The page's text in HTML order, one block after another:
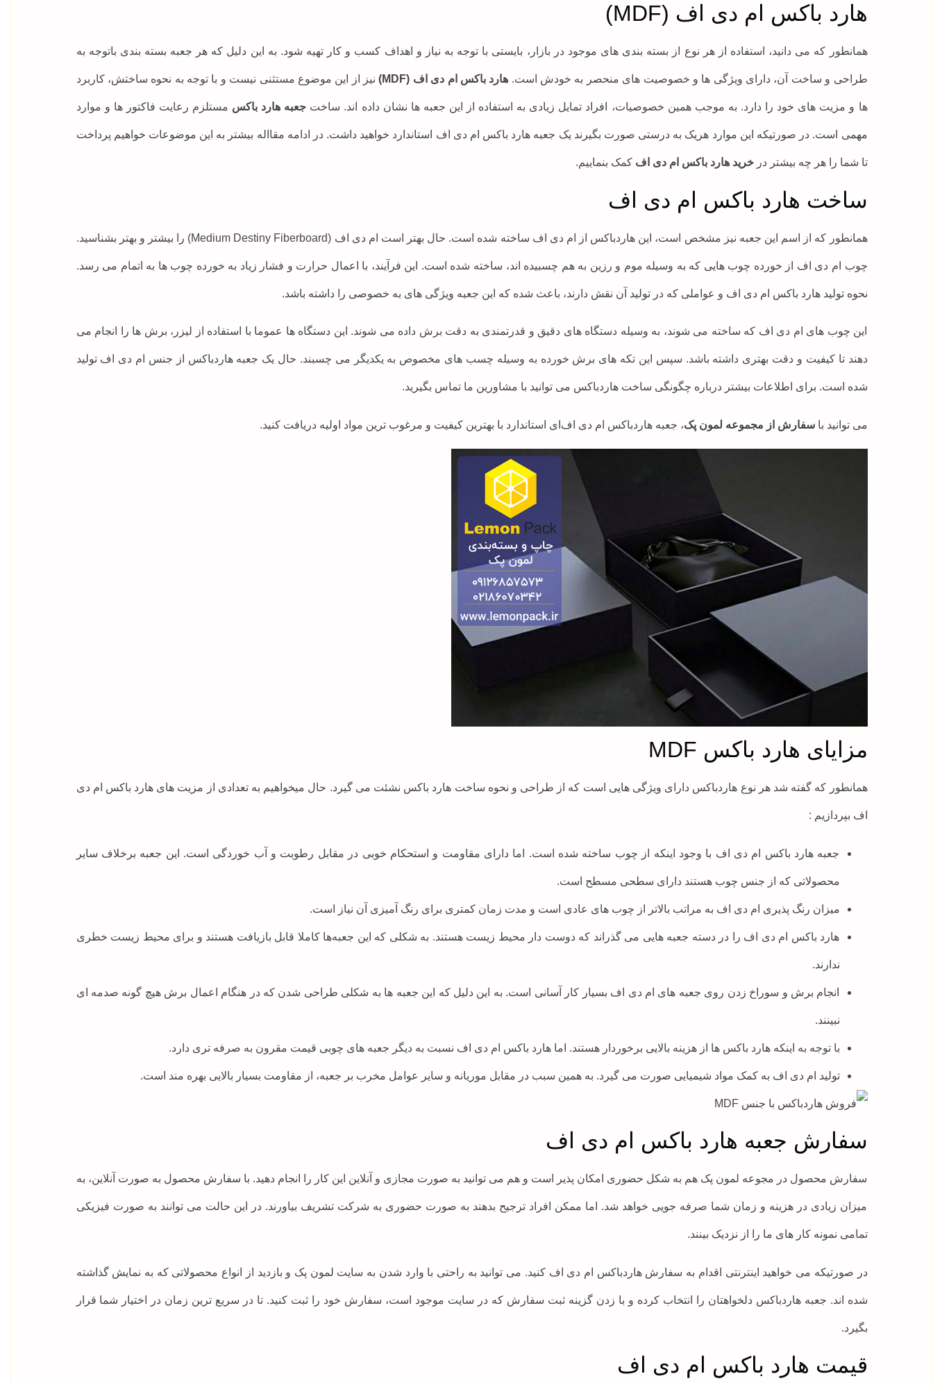
هارد باکس ام دی اف (MDF)
همانطور که می دانید، استفاده از هر نوع از بسته بندی های موجود در بازار، بایستی با توجه به نیاز و اهداف کسب و کار تهیه شود. به این دلیل که هر جعبه بسته بندی باتوجه به
طراحی و ساخت آن، دارای ویژگی ها و خصوصیت های منحصر به خودش است. هارد باکس ام دی اف (MDF) نیز از این موضوع مستثنی نیست و با توجه به نحوه ساختش، کاربرد
ها و مزیت های خود را دارد. به موجب همین خصوصیات، افراد تمایل زیادی به استفاده از این جعبه ها نشان داده اند. ساخت جعبه هارد باکس مستلزم رعایت فاکتور ها و موارد
مهمی است. در صورتیکه این موارد هریک به درستی صورت بگیرند یک جعبه هارد باکس ام دی اف استاندارد خواهید داشت. در ادامه مقااله بیشتر به این موضوعات خواهیم پرداخت
تا شما را هر چه بیشتر درخرید هارد باکس ام دی اف کمک بنماییم.
ساخت هارد باکس ام دی اف
همانطور که از اسم این جعبه نیز مشخص است، این هاردباکس از ام دی اف ساخته شده است. حال بهتر است ام دی اف (Medium Destiny Fiberboard) را بیشتر و بهتر بشناسید.
چوب ام دی اف از خورده چوب هایی که به وسیله موم و رزین به هم چسبیده اند، ساخته شده است. این فرآیند، با اعمال حرارت و فشار زیاد به خورده چوب ها به اتمام می رسد.
نحوه تولید هارد باکس ام دی اف و عواملی که در تولید آن نقش دارند، باعث شده که این جعبه ویژگی های به خصوصی را داشته باشد.
این چوب های ام دی اف که ساخته می شوند، به وسیله دستگاه های دقیق و قدرتمندی به دقت برش داده می شوند. این دستگاه ها عموما با استفاده از لیزر، برش ها را انجام می
دهند تا کیفیت و دقت بهتری داشته باشد. سپس این تکه های برش خورده به وسیله چسب های مخصوص به یکدیگر می چسبند. حال یک جعبه هاردباکس از جنس ام دی اف تولید
شده است. برای اطلاعات بیشتر درباره چگونگی ساخت هاردباکس می توانید با مشاورین ما تماس بگیرید.
می توانید باسفارش از مجموعه لمون پک، جعبه هاردباکس ام دی اف‌ای استاندارد با بهترین کیفیت و مرغوب ترین مواد اولیه دریافت کنید.
مزایای هارد باکس MDF
همانطور که گفته شد هر نوع هاردباکس دارای ویژگی هایی است که از طراحی و نحوه ساخت هارد باکس نشئت می گیرد. حال میخواهیم به تعدادی از مزیت های هارد باکس ام دی
اف بپردازیم :
جعبه هارد باکس ام دی اف با وجود اینکه از چوب ساخته شده است. اما دارای مقاومت و استحکام خوبی در مقابل رطوبت و آب خوردگی است. این جعبه برخلاف سایر
محصولاتی که از جنس چوب هستند دارای سطحی مسطح است.
میزان رنگ پذیری ام دی اف به مراتب بالاتر از چوب های عادی است و مدت زمان کمتری برای رنگ آمیزی آن نیاز است.
هارد باکس ام دی اف را در دسته جعبه هایی می گذراند که دوست دار محیط زیست هستند. به شکلی که این جعبه‌ها کاملا قابل بازیافت هستند و برای محیط زیست خطری
ندارند.
انجام برش و سوراخ زدن روی جعبه های ام دی اف بسیار کار آسانی است. به این دلیل که این جعبه ها به شکلی طراحی شدن که در هنگام اعمال برش هیچ گونه صدمه ای
نبینند.
با توجه به اینکه هارد باکس ها از هزینه بالایی برخوردار هستند. اما هارد باکس ام دی اف نسبت به دیگر جعبه های چوبی قیمت مقرون به صرفه تری دارد.
تولید ام دی اف به کمک مواد شیمیایی صورت می گیرد. به همین سبب در مقابل موریانه و سایر عوامل مخرب بر جعبه، از مقاومت بسیار بالایی بهره مند است.
سفارش جعبه هارد باکس ام دی اف
سفارش محصول در مجوعه لمون پک هم به شکل حضوری امکان پذیر است و هم می توانید به صورت مجازی و آنلاین این کار را انجام دهید. با سفارش محصول به صورت آنلاین، به
میزان زیادی در هزینه و زمان شما صرفه جویی خواهد شد. اما ممکن افراد ترجیح بدهند به صورت حضوری به شرکت تشریف بیاورند. در این حالت می توانند به صورت فیزیکی
تمامی نمونه کار های ما را از نزدیک بینند.
در صورتیکه می خواهید اینترنتی اقدام به سفارش هاردباکس ام دی اف کنید. می توانید به راحتی با وارد شدن به سایت لمون پک و بازدید از انواع محصولاتی که به نمایش گذاشته
شده اند. جعبه هاردباکس دلخواهتان را انتخاب کرده و با زدن گزینه ثبت سفارش که در سایت موجود است، سفارش خود را ثبت کنید. تا در سریع ترین زمان در اختیار شما قرار
بگیرد.
قیمت هارد باکس ام دی اف